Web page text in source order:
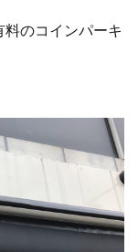
のコインパーキ